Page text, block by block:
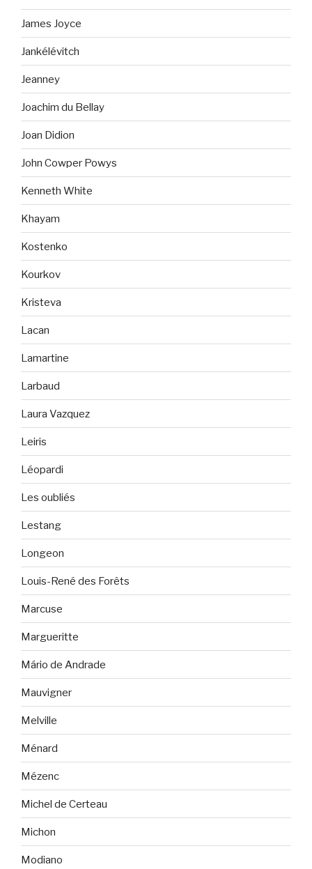
James Joyce
Jankélévitch
Jeanney
Joachim du Bellay
Joan Didion
John Cowper Powys
Kenneth White
Khayam
Kostenko
Kourkov
Kristeva
Lacan
Lamartine
Larbaud
Laura Vazquez
Leiris
Léopardi
Les oubliés
Lestang
Longeon
Louis-René des Forêts
Marcuse
Margueritte
Mário de Andrade
Mauvigner
Melville
Ménard
Mézenc
Michel de Certeau
Michon
Modiano